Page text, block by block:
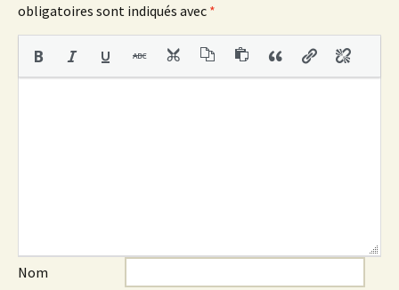
obligatoires sont indiqués avec *
Nom